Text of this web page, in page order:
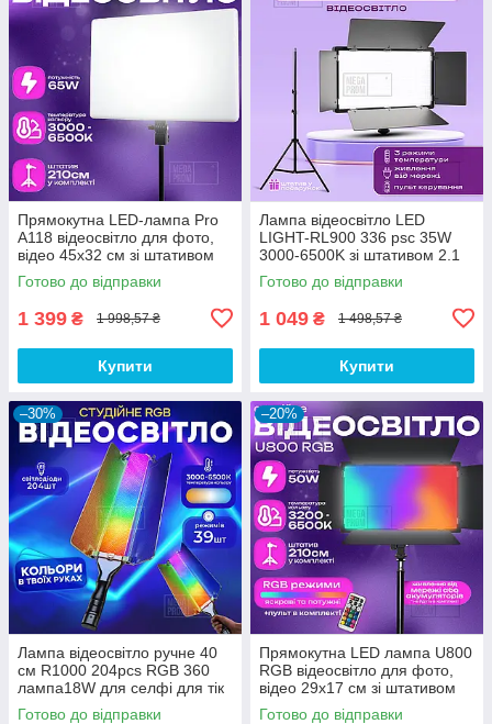
Прямокутна LED-лампа Pro
A118 відеосвітло для фото,
відео 45х32 см зі штативом
2,1 метр лампа для фону
Готово до відправки
1 399 ₴ 1 998,57 ₴
Купити
Лампа відеосвітло LED
LIGHT-RL900 336 psc 35W
3000-6500K зі штативом 2.1
м. Студійне світло.
Готово до відправки
1 049 ₴ 1 498,57 ₴
Купити
–30%
Лампа відеосвітло ручне 40
см R1000 204pcs RGB 360
лампа18W для селфі для тік
току. Студійне світло.
Готово до відправки
–20%
Прямокутна LED лампа U800
RGB відеосвітло для фото,
відео 29х17 см зі штативом
2,1 метр. Студійне світло.
Готово до відправки